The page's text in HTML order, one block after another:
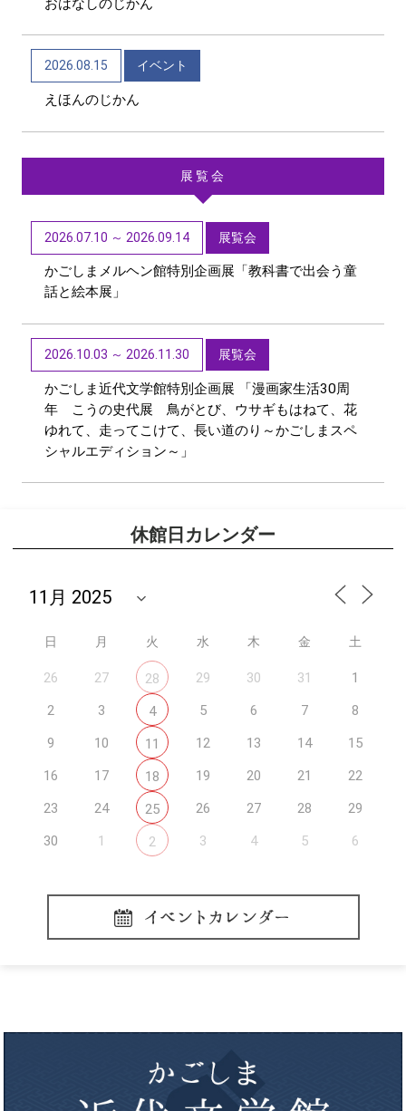
2026/06/01 トピックス
第48回「子どもたちに聞かせたい創作童話」作品募
集【6/1~9/11迄】
おはなしのじかん
2026.08.15 イベント
えほんのじかん
展覧会
2026.07.10 ～ 2026.09.14 展覧会
かごしまメルヘン館特別企画展「教科書で出会う童
話と絵本展」
2026.10.03 ～ 2026.11.30 展覧会
かごしま近代文学館特別企画展 「漫画家生活30周
年 こうの史代展 鳥がとび、ウサギもはねて、花
ゆれて、走ってこけて、長い道のり～かごしまスペ
シャルエディション～」
休館日カレンダー
日 月 火 水 木 金 土
26 27 28 29 30 31
1
2
3 4 5 6 7
8
9
10 11 12 13 14
15
16
17 18 19 20 21
22
23
24 25 26 27 28
29
30
1 2 3 4 5 6